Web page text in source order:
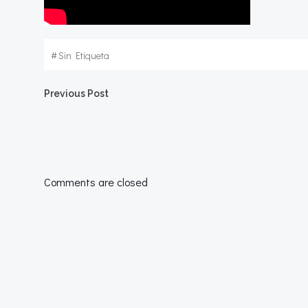
#Sin Etiqueta
Navegación
las
Previous Post
Comments are closed